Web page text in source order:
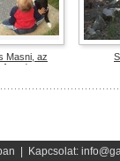
Masni, az
0
| Kapcsolat: